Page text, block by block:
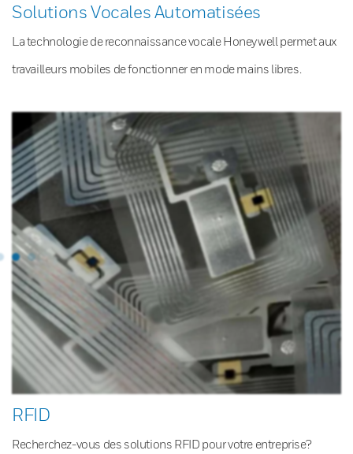
Solutions Vocales Automatisées
La technologie de reconnaissance vocale Honeywell permet aux
travailleurs mobiles de fonctionner en mode mains libres.
RFID
Recherchez-vous des solutions RFID pour votre entreprise?